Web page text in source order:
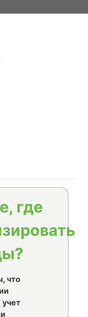
где
что